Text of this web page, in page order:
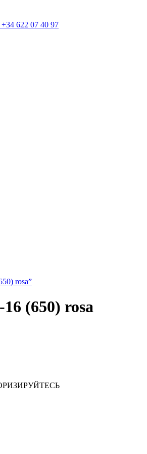
622 07 40 97
rosa”
(650) rosa